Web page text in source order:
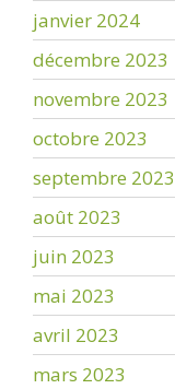
janvier 2024
décembre 2023
novembre 2023
octobre 2023
septembre 2023
août 2023
juin 2023
mai 2023
avril 2023
mars 2023